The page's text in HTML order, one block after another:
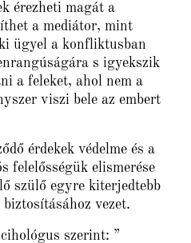
érezheti magát a
a mediátor, mint
ügyel a konfliktusban
s igyekszik
a feleket, ahol nem a
viszi bele az embert
érdekek védelme és a
felelősségük elismerése
szülő egyre kiterjedtebb
vezet.
szerint: ”​